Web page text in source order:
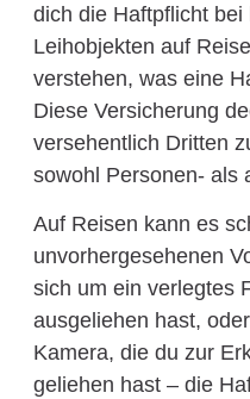
dich die Haftpflicht bei
Leihobjekten auf
verstehen, was eine
Diese Versicherung
versehentlich Dritten
sowohl Personen- als
Auf Reisen kann es
unvorhergesehenen
sich um ein verlegtes
ausgeliehen hast,
Kamera, die du zur
geliehen hast – die